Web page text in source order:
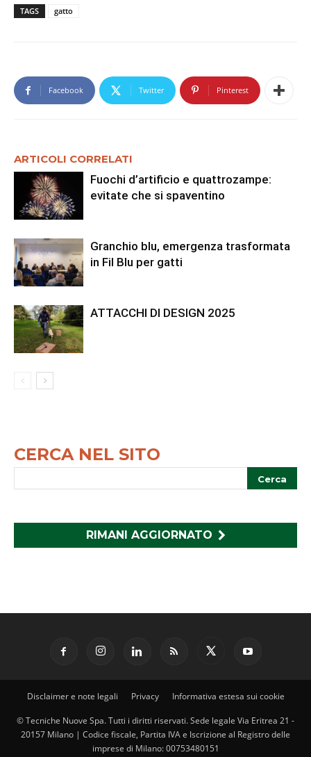
TAGS gatto
Facebook Twitter Pinterest
ARTICOLI CORRELATI
Fuochi d’artificio e quattrozampe:
evitate che si spaventino
Granchio blu, emergenza trasformata
in Fil Blu per gatti
ATTACCHI DI DESIGN 2025
CERCA NEL SITO
RIMANI AGGIORNATO
Disclaimer e note legali Privacy Informativa estesa sui cookie
© Tecniche Nuove Spa. Tutti i diritti riservati. Sede legale Via Eritrea 21 -
20157 Milano | Codice fiscale, Partita IVA e Iscrizione al Registro delle
imprese di Milano: 00753480151